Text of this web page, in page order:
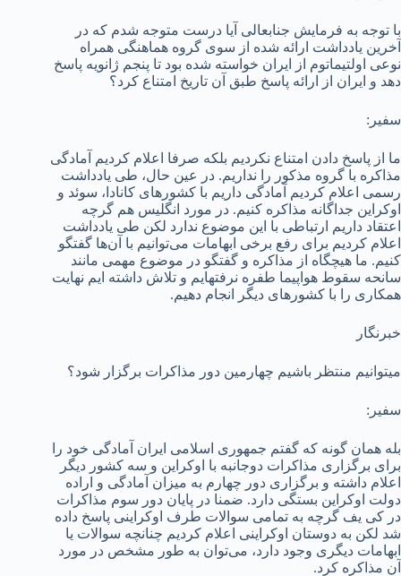
با توجه به فرمایش جنابعالی آیا درست متوجه شدم که در
آخرین یادداشت ارائه شده از سوی گروه هماهنگی همراه
نوعی اولتیماتوم از ایران خواسته شده بود تا پنجم ژانویه پاسخ
دهد و ایران از ارائه پاسخ طبق آن تاریخ امتناع کرد؟
سفیر:
ما از پاسخ دادن امتناع نکردیم بلکه صرفا اعلام کردیم آمادگی
مذاکره با گروه مذکور را نداریم. در عین حال، طی یادداشت
رسمی اعلام کردیم آمادگی داریم با کشورهای کانادا، سوئد و
اوکراین جداگانه مذاکره کنیم. در مورد انگلیس هم گرچه
اعتقاد داریم ارتباطی با این موضوع ندارد لکن طی یادداشت
اعلام کردیم برای رفع برخی ابهامات می‌توانیم با آن‌ها گفتگو
کنیم. ما هیچگاه از مذاکره و گفتگو در موضوع مهمی مانند
سانحه سقوط هواپیما طفره نرفته­ایم و تلاش داشته ایم نهایت
همکاری را با کشورهای دیگر انجام دهیم.
خبرنگار
می­توانیم منتظر باشیم چهارمین دور مذاکرات برگزار شود؟
سفیر:
بله همان گونه که گفتم جمهوری اسلامی ایران آمادگی خود را
برای برگزاری مذاکرات دوجانبه با اوکراین و سه کشور دیگر
اعلام داشته و برگزاری دور چهارم به میزان آمادگی و اراده
دولت اوکراین بستگی دارد. ضمنا در پایان دور سوم مذاکرات
در کی یف گرچه به تمامی سوالات طرف اوکراینی پاسخ داده
شد لکن به دوستان اوکراینی اعلام کردیم چنانچه سوالات یا
ابهامات دیگری وجود دارد، می‌توان به طور مشخص در مورد
آن مذاکره کرد.